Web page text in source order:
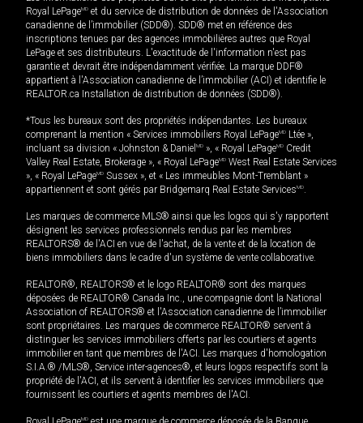
Royal LePageMD et du service de distribution de données de l'Association
canadienne de l’immobilier (SDD®). SDD® met en référence des
inscriptions tenues par des agences immobilières autres que Royal
LePage et ses distributeurs. L'exactitude de l'information n'est pas
garantie et devrait être indépendamment vérifiée. La marque DDF®
appartient à l'Association canadienne de l’immobilier (ACI) et identifie le
REALTOR.ca Installation de distribution de données (SDD®).
*Tous les bureaux sont des propriétés indépendantes. Les bureaux
comprenant la mention « Services immobiliers Royal LePageMD Ltée »,
incluant sa division « Johnston & Daniel MD », « Royal LePageMD Credit
Valley Real Estate, Brokerage », « Royal LePageMD West Real Estate Services
», « Royal LePageMD Sussex », et « Les immeubles Mont-Tremblant »
appartiennent et sont gérés par Bridgemarq Real Estate ServicesMD.
Les marques de commerce MLS® ainsi que les logos qui s'y rapportent
désignent les services professionnels rendus par les membres
REALTORS® de l'ACI en vue de l'achat, de la vente et de la location de
biens immobiliers dans le cadre d'un système de vente collaborative.
REALTOR®, REALTORS® et le logo REALTOR® sont des marques
déposées de REALTOR® Canada Inc., une compagnie dont la National
Association of REALTORS® et l'Association canadienne de l’immobilier
sont propriétaires. Les marques de commerce REALTOR® servent à
distinguer les services immobiliers offerts par les courtiers et agents
immobilier en tant que membres de l'ACI. Les marques d'homologation
S.I.A.® /MLS®, Service inter-agences®, et leurs logos respectifs sont la
propriété de l'ACI, et ils servent à identifier les services immobiliers que
fournissent les courtiers et agents membres de l'ACI.
MD